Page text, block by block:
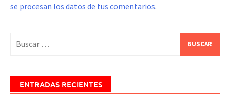
se procesan los datos de tus comentarios.
ENTRADAS RECIENTES